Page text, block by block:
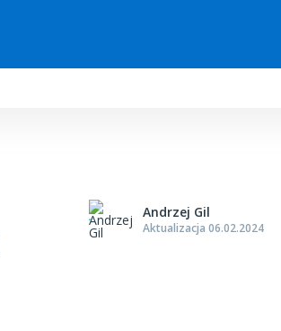
Andrzej Gil
Aktualizacja 06.02.2024